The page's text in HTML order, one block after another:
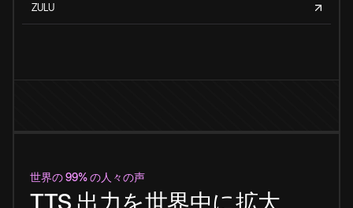
ZULU
世界の 99% の人々の声
TTS 出力を世界中に拡大